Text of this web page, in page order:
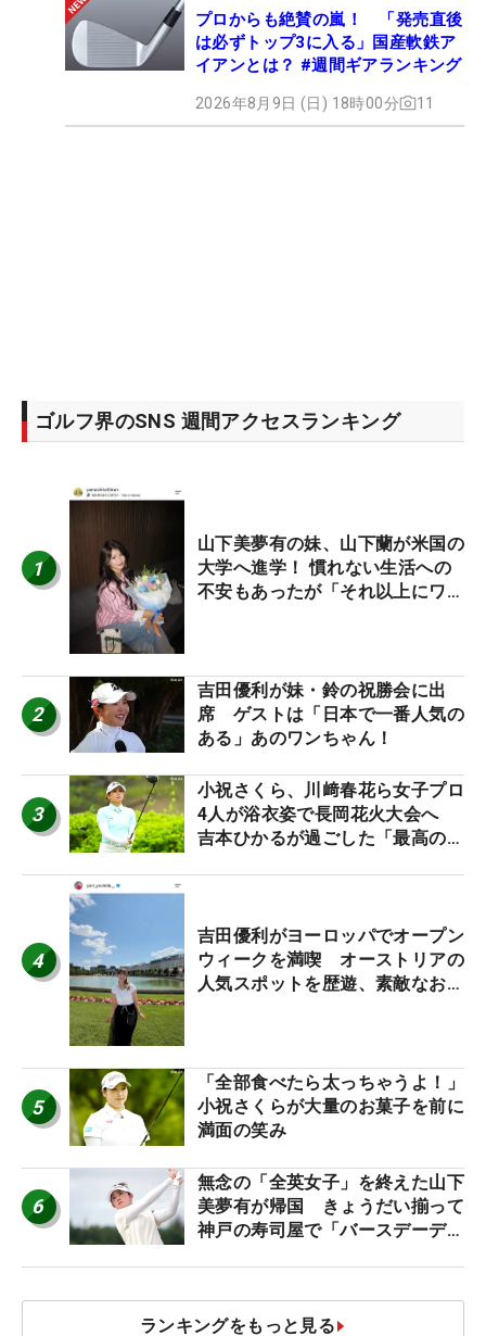
プロからも絶賛の嵐！ 「発売直後
は必ずトップ3に入る」国産軟鉄ア
イアンとは？ #週間ギアランキング
2026年8月9日 (日) 18時00分 11
ゴルフ界のSNS 週間アクセスランキング
1
山下美夢有の妹、山下蘭が米国の
大学へ進学！ 慣れない生活への
不安もあったが「それ以上にワク
2
吉田優利が妹・鈴の祝勝会に出
席 ゲストは「日本で一番人気の
ある」あのワンちゃん！
3
小祝さくら、川﨑春花ら女子プロ
4人が浴衣姿で長岡花火大会へ
吉本ひかるが過ごした「最高の夏
4
吉田優利がヨーロッパでオープン
ウィークを満喫 オーストリアの
人気スポットを歴遊、素敵なお土
5
「全部食べたら太っちゃうよ！」
小祝さくらが大量のお菓子を前に
満面の笑み
6
無念の「全英女子」を終えた山下
美夢有が帰国 きょうだい揃って
神戸の寿司屋で「バースデーディ
ランキングをもっと見る